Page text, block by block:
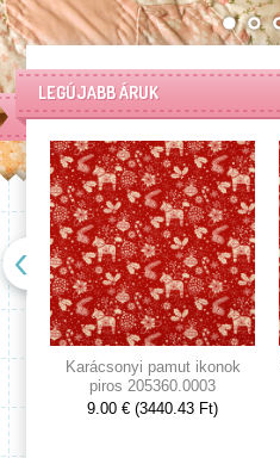
LEGÚJABB ÁRUK
Karácsonyi pamut ikonok
piros 205360.0003
9.00 € (3440.43 Ft)